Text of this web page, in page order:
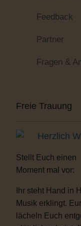
Feedback
Partner
Fragen &
Freie Trauung
Herzlich
Stellt Euch einen
Moment mal vor:
Ihr steht Hand in
Musik erklingt.
lächeln Euch